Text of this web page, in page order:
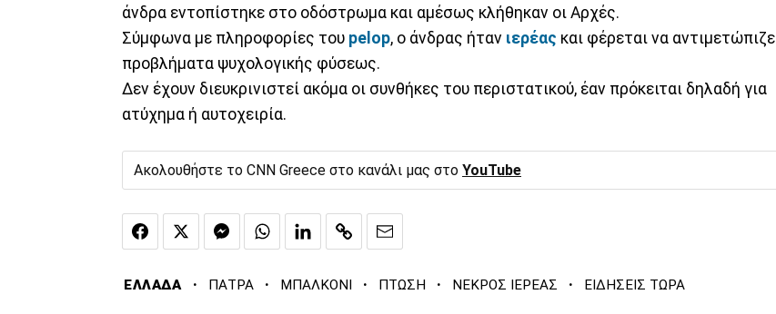
άνδρα εντοπίστηκε στο οδόστρωμα και αμέσως κλήθηκαν οι Αρχές.
Σύμφωνα με πληροφορίες του pelop, ο άνδρας ήταν ιερέας και φέρεται να αντιμετώπιζε
προβλήματα ψυχολογικής φύσεως.
Δεν έχουν διευκρινιστεί ακόμα οι συνθήκες του περιστατικού, έαν πρόκειται δηλαδή για
ατύχημα ή αυτοχειρία.
Ακολουθήστε το CNN Greece στο κανάλι μας στο YouTube
ΕΛΛΑΔΑ · ΠΑΤΡΑ · ΜΠΑΛΚΟΝΙ · ΠΤΩΣΗ · ΝΕΚΡΟΣ ΙΕΡΕΑΣ · ΕΙΔΗΣΕΙΣ ΤΩΡΑ